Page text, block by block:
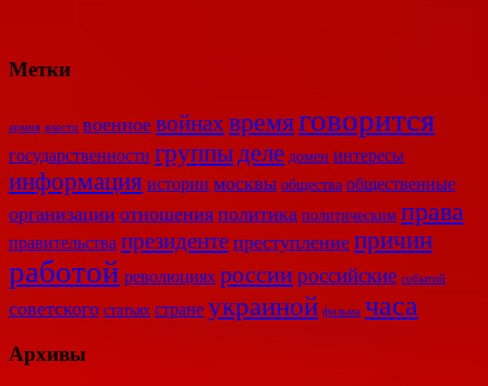
Метки
армия власти военное войнах времяговорится
государственности группы деле домен интересы
информация истории москвы общества общественные
организации отношения политика политическим права
правительства президенте преступление причин
работой революциях россиироссийские событий
советского статьях стране украиной фильма часа
Архивы